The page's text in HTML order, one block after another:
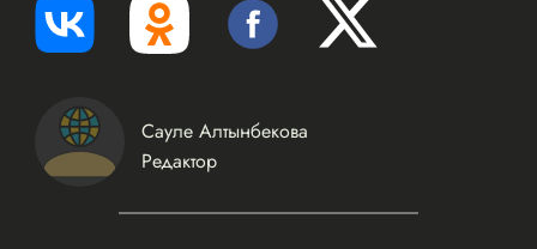
Сауле Алтынбекова
Редактор